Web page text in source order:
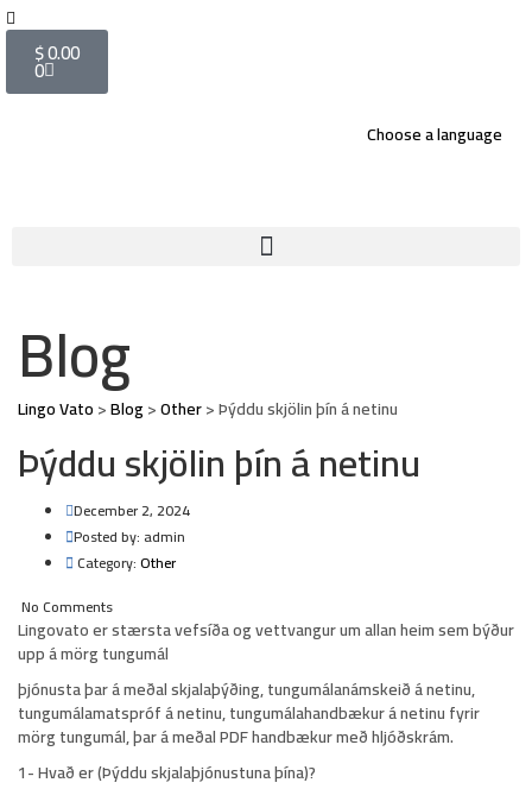
$0.00
0
Choose a language
Blog
Lingo Vato>Blog>Other>Þýddu skjölin þín á netinu
Þýddu skjölin þín á netinu
December 2, 2024
Posted by: admin
Category:Other
No Comments
Lingovatoer stærsta vefsíða og vettvangur um allan heim sem býður
upp á mörg tungumál
þjónusta þar á meðal skjalaþýðing, tungumálanámskeið á netinu,
tungumálamatspróf á netinu, tungumálahandbækur á netinu fyrir
mörg tungumál, þar á meðal PDF handbækur með hljóðskrám.
1-Hvað er (Þýddu skjalaþjónustuna þína)?